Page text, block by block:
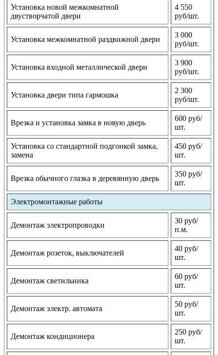
Установка новой межкомнатной
двустворчатой двери
4 550
руб/шт.
Установка межкомнатной раздвижной двери
3 000
руб/шт.
Установка входной металлической двери
3 900
руб/шт.
Установка двери типа гармошка
2 300
руб/шт.
Врезка и установка замка в новую дверь
600 руб/
шт.
Установка со стандартной подгонкой замка,
замена
450 руб/
шт.
Врезка обычного глазка в деревянную дверь
350 руб/
шт.
Электромонтажные работы
Демонтаж электропроводки
30 руб/
п.м.
Демонтаж розеток, выключателей
40 руб/
шт.
Демонтаж светильника
60 руб/
шт.
Демонтаж электр. автомата
50 руб/
шт.
Демонтаж кондиционера
250 руб/
шт.